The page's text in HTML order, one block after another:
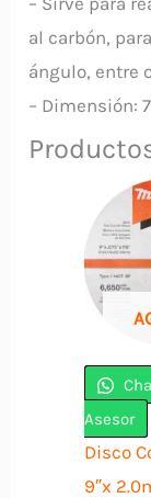
al carbón,
ángulo, entre
– Dimensión:
Asesor
Disco
9″x